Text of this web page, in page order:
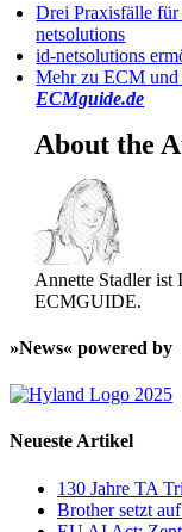
Drei Praxisfälle für
netsolutions
id-netsolutions
Mehr zu ECM
ECMguide.de
About the
Annette Stadler ist
ECMGUIDE.
»News« powered by
Neueste Artikel
130 Jahre TA
Brother setzt